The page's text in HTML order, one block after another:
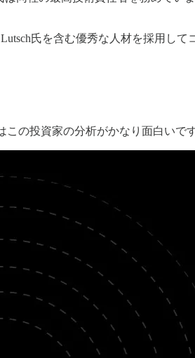
氏を含む優秀な人材を採用し
この投資家の分析がかなり面白いです